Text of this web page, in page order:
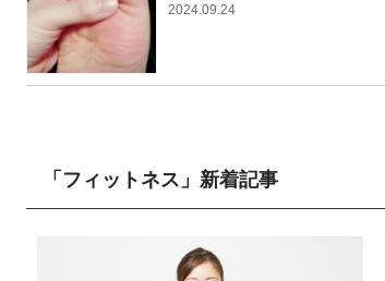
2024.09.24
「フィットネス」新着記事